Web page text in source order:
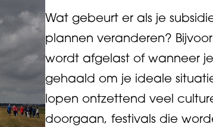
Wat gebeurt er als je
plannen veranderen?
wordt afgelast of wanneer
gehaald om je ideale
lopen ontzettend veel
doorgaan, festivals die